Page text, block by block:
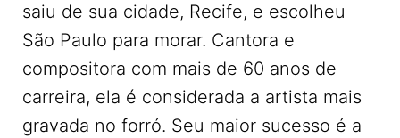
saiu de sua cidade, Recife, e escolheu
São Paulo para morar. Cantora e
compositora com mais de 60 anos de
carreira, ela é considerada a artista mais
gravada no forró. Seu maior sucesso é a